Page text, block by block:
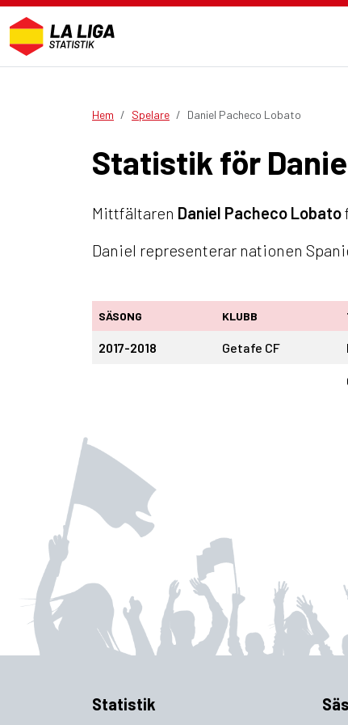
Hem Spelare Daniel Pacheco Lobato
Statistik för
Mittfältaren Daniel Pacheco Lobato
Daniel representerar nationen
SÄSONG KLUBB
2017-2018 Getafe CF
Statistik